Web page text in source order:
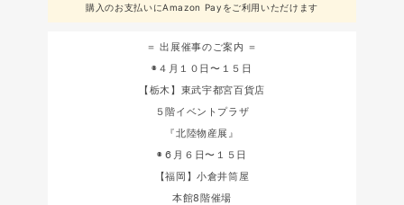
購入のお支払いにAmazon Payをご利用いただけます
＝ 出展催事のご案内 ＝
◉４月１０日〜１５日
【栃木】東武宇都宮百貨店
５階イベントプラザ
『北陸物産展』
◉６月６日〜１５日
【福岡】小倉井筒屋
本館8階催場